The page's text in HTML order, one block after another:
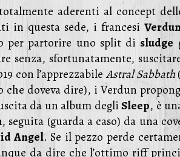
aderenti al concept
in questa sede, i francesi
per partorire uno split disludge
senza, sfortunatamente,
con l’apprezzabile Astral Sabbath
che doveva dire), i Verdun
da un album degliSleep, è
, seguita (guarda a caso) da una
Angel. Se il pezzo perde
da dire che l’ottimo riff